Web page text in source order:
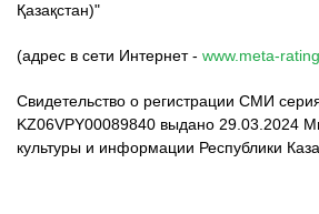
Қазақстан)"
(адрес в сети Интернет - www.meta-
Свидетельство о регистрации СМИ
KZ06VPY00089840 выдано 29.03.2024
культуры и информации Республики